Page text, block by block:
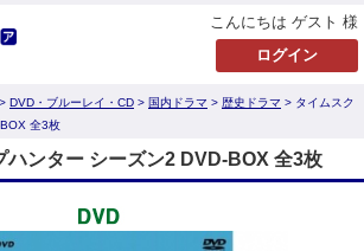
こんにちは ゲスト 様
> DVD・ブルーレイ・CD > 国内ドラマ > 歴史ドラマ > タイムスク
全3枚
ハンター シーズン2 DVD-BOX 全3枚